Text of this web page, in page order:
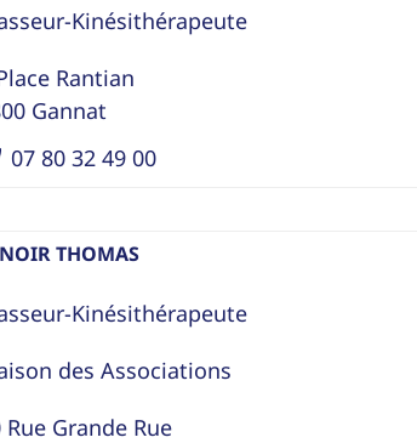
Kinésithérapeute
Rantian
Gannat
07 80 32 49 00
THOMAS
Kinésithérapeute
des Associations
Rue Grande Rue